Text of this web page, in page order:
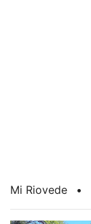
Mi Riovede •